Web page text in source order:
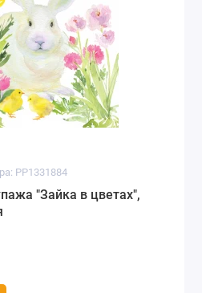
PP1331884
"Зайка в цветах",